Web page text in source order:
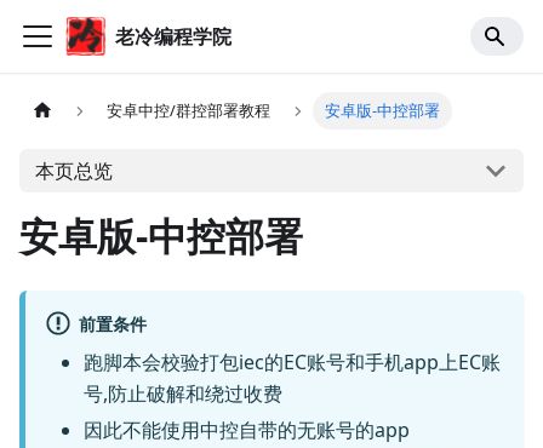
老冷编程学院
安卓中控/群控部署教程 安卓版-中控部署
本页总览
安卓版-中控部署
前置条件
跑脚本会校验打包iec的EC账号和手机app上EC账
号,防止破解和绕过收费
因此不能使用中控自带的无账号的app